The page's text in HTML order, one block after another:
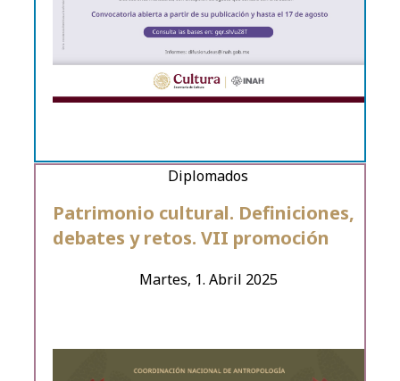
Martes, 1. Abril 2025
Patrimonio cultural. Definiciones,
debates y retos. VII promoción
Diplomados